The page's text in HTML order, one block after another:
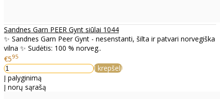
Sandnes Garn PEER Gynt siūlai 1044
✨ Sandnes Garn Peer Gynt - nesenstanti, šilta ir patvari norvegiška
vilna ✨ Sudėtis: 100 % norveg..
€595
Į krepšelį
Į palyginimą
Į norų sąrašą